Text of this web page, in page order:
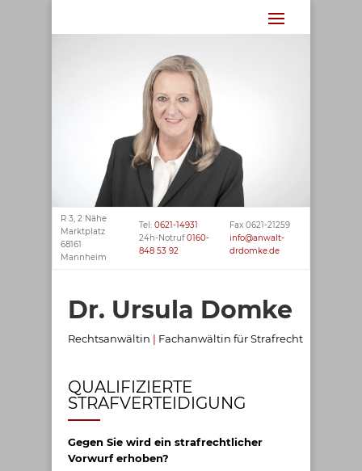
R 3, 2 Nähe
Marktplatz
68161
Mannheim
Tel: 0621-14931
24h-Notruf0160-
848 53 92
Fax 0621-21259
info@anwalt-
drdomke.de
Dr. Ursula Domke
Rechtsanwältin | Fachanwältin für Strafrecht
QUALIFIZIERTE
STRAFVERTEIDIGUNG
Gegen Sie wird ein strafrechtlicher
Vorwurf erhoben?